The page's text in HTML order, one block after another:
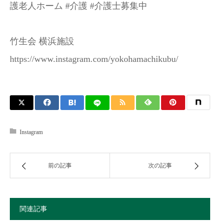
護老人ホーム #介護 #介護士募集中
竹生会 横浜施設
https://www.instagram.com/yokohamachikubu/
Instagram
前の記事 次の記事
関連記事